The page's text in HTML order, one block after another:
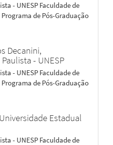
- UNESP Faculdade de
de Pós-Graduação
Decanini,
- UNESP
- UNESP Faculdade de
de Pós-Graduação
Universidade Estadual
- UNESP Faculdade de